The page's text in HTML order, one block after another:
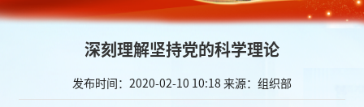
深刻理解坚持党的科学理论
发布时间：2020-02-10 10:18 来源：组织部